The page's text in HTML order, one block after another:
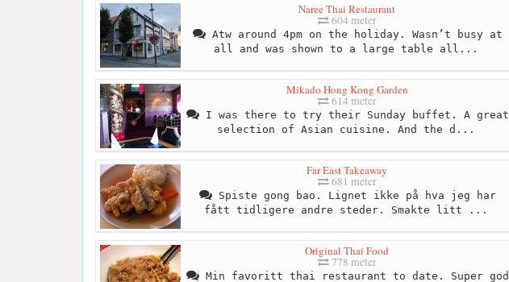
Naree Thai Restaurant
604 meter
Atw around 4pm on the holiday. Wasn’t busy at
all and was shown to a large table all...
Mikado Hong Kong Garden
614 meter
I was there to try their Sunday buffet. A great
selection of Asian cuisine. And the d...
Far East Takeaway
681 meter
Spiste gong bao. Lignet ikke på hva jeg har
fått tidligere andre steder. Smakte litt ...
Original Thai Food
778 meter
Min favoritt thai restaurant to date. Super god